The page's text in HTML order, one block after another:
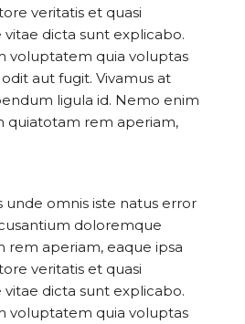
veritatis et quasi
dicta sunt explicabo.
voluptatem quia voluptas
aut fugit. Vivamus at
ligula id. Nemo enim
quiatotam rem aperiam,
unde omnis iste natus error
doloremque
rem aperiam, eaque ipsa
veritatis et quasi
dicta sunt explicabo.
voluptatem quia voluptas